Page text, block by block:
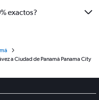
exactos?
a Ciudad de Panamá Panama City